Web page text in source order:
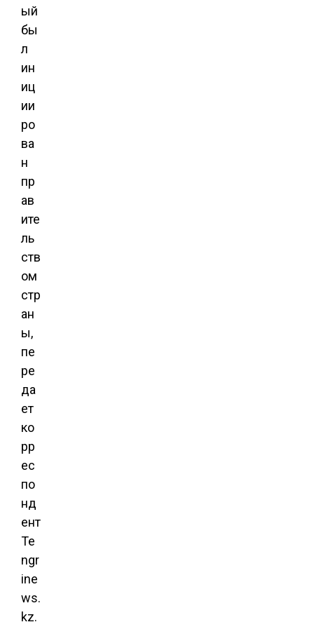
ый
бы
л
ин
иц
ии
ро
ва
н
пр
ав
ите
ль
ств
ом
стр
ан
ы,
пе
ре
да
ет
ко
рр
ес
по
нд
ент
Te
ngr
ine
ws.
kz.